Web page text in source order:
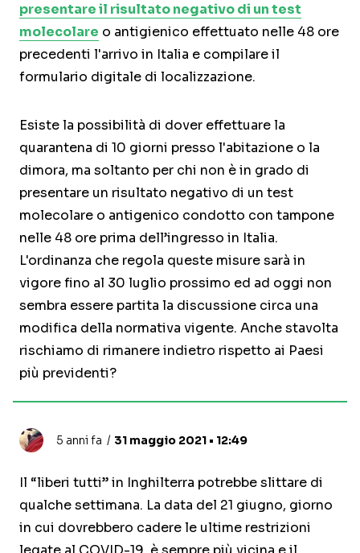
presentare il risultato negativo di un test
molecolare o antigienico effettuato nelle 48 ore
precedenti l'arrivo in Italia e compilare il
formulario digitale di localizzazione.
Esiste la possibilità di dover effettuare la
quarantena di 10 giorni presso l'abitazione o la
dimora, ma soltanto per chi non è in grado di
presentare un risultato negativo di un test
molecolare o antigenico condotto con tampone
nelle 48 ore prima dell’ingresso in Italia.
L'ordinanza che regola queste misure sarà in
vigore fino al 30 luglio prossimo ed ad oggi non
sembra essere partita la discussione circa una
modifica della normativa vigente. Anche stavolta
rischiamo di rimanere indietro rispetto ai Paesi
più previdenti?
5 anni fa 31 maggio 2021 • 12:49
Il “liberi tutti” in Inghilterra potrebbe slittare di
qualche settimana. La data del 21 giugno, giorno
in cui dovrebbero cadere le ultime restrizioni